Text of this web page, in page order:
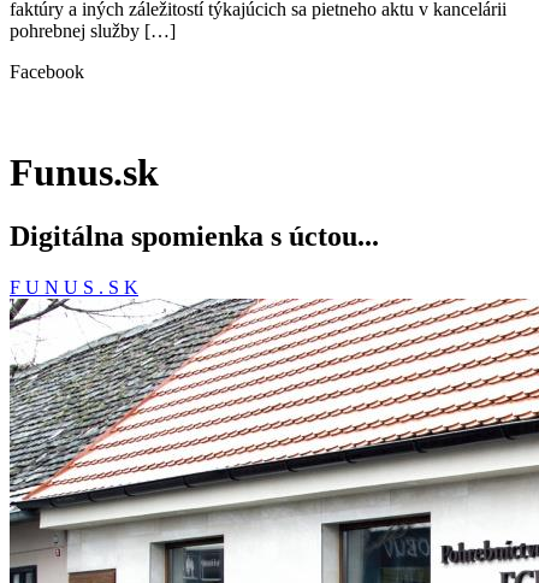
faktúry a iných záležitostí týkajúcich sa pietneho aktu v kancelárii
pohrebnej služby […]
Facebook
Funus.sk
Digitálna spomienka s úctou...
F U N U S . S K